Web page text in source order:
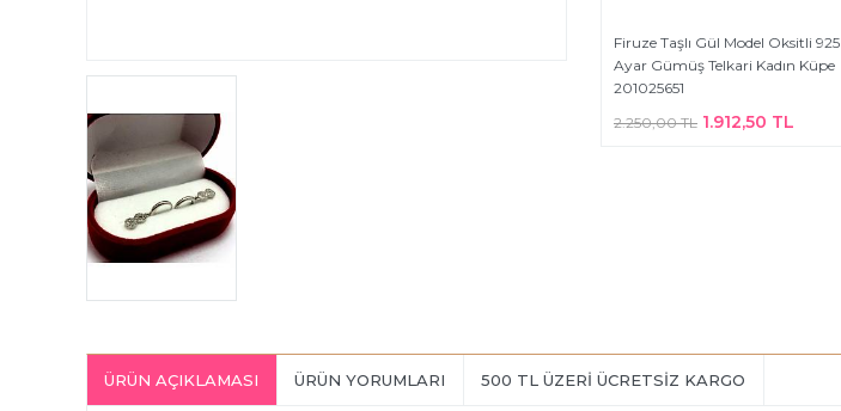
Firuze Taşlı Gül Model Oksitli 925
Ayar Gümüş Telkari Kadın Küpe
201025651
2.250,00 TL 1.912,50 TL
ÜRÜN AÇIKLAMASI ÜRÜN YORUMLARI 500 TL ÜZERİ ÜCRETSİZ KARGO